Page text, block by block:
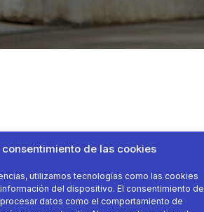
de las cookies
utilizamos tecnologías como las cookies
del dispositivo. El consentimiento de
datos como el comportamiento de